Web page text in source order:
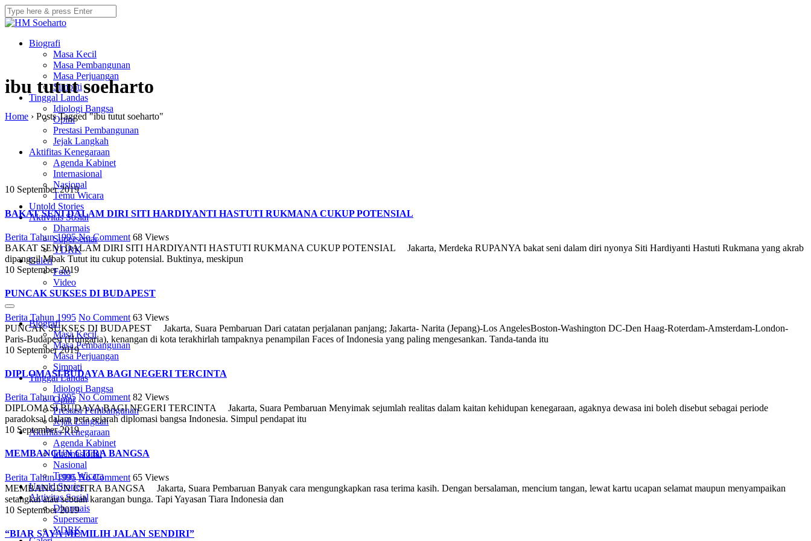
Biografi
Masa Kecil
Masa Pembangunan
Masa Perjuangan
Simpati
Tinggal Landas
Idiologi Bangsa
Opini
Prestasi Pembangunan
Jejak Langkah
Aktifitas Kenegaraan
Agenda Kabinet
Internasional
Nasional
Temu Wicara
Untold Stories
Aktivitas Sosial
Dharmais
Supersemar
YDRK
Galeri
Foto
Video
Biografi
Masa Kecil
Masa Pembangunan
Masa Perjuangan
Simpati
Tinggal Landas
Idiologi Bangsa
Opini
Prestasi Pembangunan
Jejak Langkah
Aktifitas Kenegaraan
Agenda Kabinet
Internasional
Nasional
Temu Wicara
Untold Stories
Aktivitas Sosial
Dharmais
Supersemar
YDRK
ibu tutut soeharto
Home › Posts Tagged "ibu tutut soeharto"
10 September 2019
BAKAT SENI DALAM DIRI SITI HARDIYANTI HASTUTI RUKMANA CUKUP POTENSIAL
Berita Tahun 1995 No Comment 68 Views
BAKAT SENI DALAM DIRI SITI HARDIYANTI HASTUTI RUKMANA CUKUP POTENSIAL Jakarta, Merdeka RUPANYA bakat seni dalam diri nyonya Siti Hardiyanti Hastuti Rukmana yang akrab
dipanggil Mbak Tutut itu cukup potensial. Buktinya, meskipun
10 September 2019
PUNCAK SUKSES DI BUDAPEST
Berita Tahun 1995 No Comment 63 Views
PUNCAK SUKSES DI BUDAPEST Jakarta, Suara Pembaruan Dari catatan perjalanan panjang; Jakarta- Narita (Jepang)-Los Angeles­Boston-Washington DC-Den Haag-Roterdam-Amsterdam-London-
Paris-Budapest (Hungaria), kenangan di kota terakhirlah tampaknya penampilan Faces of Indonesia yang paling mengesankan. Tanda-tanda itu
10 September 2019
DIPLOMASI BUDAYA BAGI NEGERI TERCINTA
Berita Tahun 1995 No Comment 82 Views
DIPLOMASI BUDAYA BAGI NEGERI TERCINTA Jakarta, Suara Pembaruan Menyimak sejumlah realitas dalam kaitan kehidupan kenegaraan, agaknya dewasa ini boleh disebut sebagai periode
paradoksal dalam peta sejarah diplomasi bangsa Indonesia. Simpul pendapat itu
10 September 2019
MEMBANGUN CITRA BANGSA
Berita Tahun 1995 No Comment 65 Views
MEMBANGUN CITRA BANGSA Jakarta, Suara Pembaruan Banyak cara mengungkapkan rasa terima kasih. Dengan bersalaman, mencium tangan, lewat kartu ucapan selamat maupun menyampaikan
setangkai atau sebuah karangan bunga. Tapi Yayasan Tiara Indonesia dan
10 September 2019
“BIAR SAYA MEMILIH JALAN SENDIRI”